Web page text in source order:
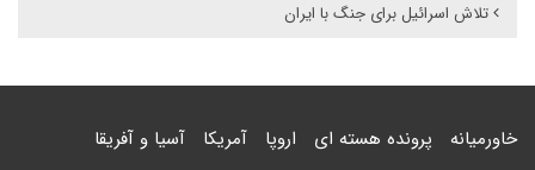
تلاش اسرائیل برای جنگ با ایران
خاورمیانه پرونده هسته ای اروپا آمریکا آسیا و آفریقا